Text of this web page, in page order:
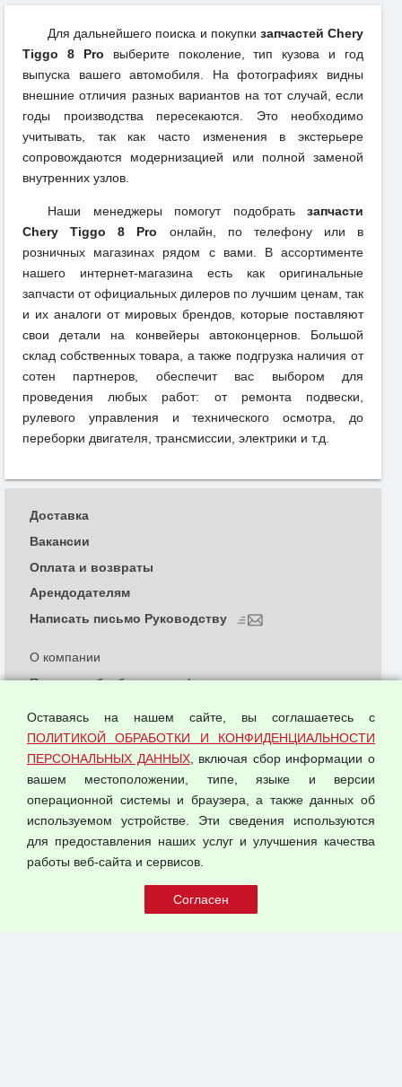
Для дальнейшего поиска и покупки запчастей Chery
Tiggo 8 Pro выберите поколение, тип кузова и год
выпуска вашего автомобиля. На фотографиях видны
внешние отличия разных вариантов на тот случай, если
годы производства пересекаются. Это необходимо
учитывать, так как часто изменения в экстерьере
сопровождаются модернизацией или полной заменой
внутренних узлов.
Наши менеджеры помогут подобрать запчасти
Chery Tiggo 8 Pro онлайн, по телефону или в
розничных магазинах рядом с вами. В ассортименте
нашего интернет-магазина есть как оригинальные
запчасти от официальных дилеров по лучшим ценам, так
и их аналоги от мировых брендов, которые поставляют
свои детали на конвейеры автоконцернов. Большой
склад собственных товара, а также подгрузка наличия от
сотен партнеров, обеспечит вас выбором для
проведения любых работ: от ремонта подвески,
рулевого управления и технического осмотра, до
переборки двигателя, трансмиссии, электрики и т.д.
© 2026 ООО "Феникс"
О компании
Политика обработки и конфиденциальности
Согласием на обработку персональных данных
Оферта оптовой купли-продажи
Публичная оферта
Доставка
Вакансии
Оплата и возвраты
Арендодателям
Написать письмо Руководству
Оставаясь на нашем сайте, вы соглашаетесь с
ПОЛИТИКОЙ ОБРАБОТКИ И КОНФИДЕНЦИАЛЬНОСТИ
ПЕРСОНАЛЬНЫХ ДАННЫХ, включая сбор информации о
вашем местоположении, типе, языке и версии
операционной системы и браузера, а также данных об
используемом устройстве. Эти сведения используются
для предоставления наших услуг и улучшения качества
работы веб-сайта и сервисов.